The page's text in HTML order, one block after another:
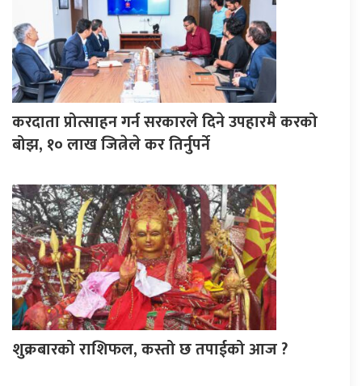
करदाता प्रोत्साहन गर्न सरकारले दिने उपहारमै करको
बोझ, १० लाख जित्नेले कर तिर्नुपर्ने
शुक्रबारको राशिफल, कस्तो छ तपाईको आज ?